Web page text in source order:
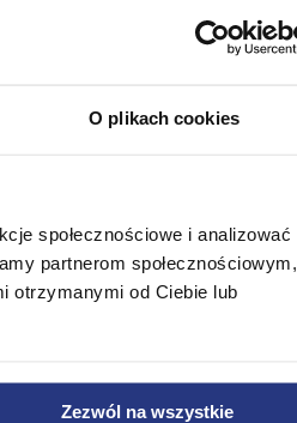
O plikach cookies
społecznościowe i analizować
partnerom społecznościowym,
otrzymanymi od Ciebie lub
Zezwól na wszystkie
Promocja